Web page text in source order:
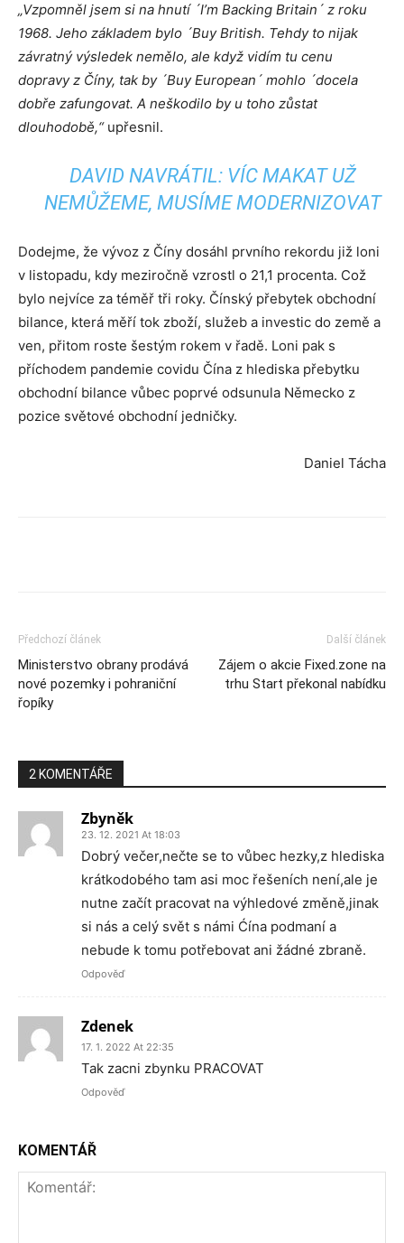
„Vzpomněl jsem si na hnutí ´I’m Backing Britain´ z roku
1968. Jeho základem bylo ´Buy British. Tehdy to nijak
závratný výsledek nemělo, ale když vidím tu cenu
dopravy z Číny, tak by ´Buy European´ mohlo ´docela
dobře zafungovat. A neškodilo by u toho zůstat
dlouhodobě,“upřesnil.
DAVID NAVRÁTIL: VÍC MAKAT UŽ
NEMŮŽEME, MUSÍME MODERNIZOVAT
Dodejme, že vývoz z Číny dosáhl prvního rekordu již loni
v listopadu, kdy meziročně vzrostl o 21,1 procenta. Což
bylo nejvíce za téměř tři roky. Čínský přebytek obchodní
bilance, která měří tok zboží, služeb a investic do země a
ven, přitom roste šestým rokem v řadě. Loni pak s
příchodem pandemie covidu Čína z hlediska přebytku
obchodní bilance vůbec poprvé odsunula Německo z
pozice světové obchodní jedničky.
Daniel Tácha
Předchozí článek
Ministerstvo obrany prodává
nové pozemky i pohraniční
řopíky
Další článek
Zájem o akcie Fixed.zone na
trhu Start překonal nabídku
2 KOMENTÁŘE
Zbyněk
23. 12. 2021 At 18:03
Dobrý večer,nečte se to vůbec hezky,z hlediska
krátkodobého tam asi moc řešeních není,ale je
nutne začít pracovat na výhledové změně,jinak
si nás a celý svět s námi Ćína podmaní a
nebude k tomu potřebovat ani žádné zbraně.
Odpověď
Zdenek
17. 1. 2022 At 22:35
Tak zacni zbynku PRACOVAT
Odpověď
KOMENTÁŘ